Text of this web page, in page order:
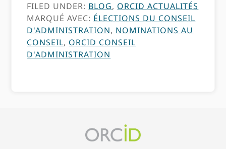
FILED UNDER: BLOG, ORCID ACTUALITÉS
MARQUÉ AVEC: ÉLECTIONS DU CONSEIL
D'ADMINISTRATION, NOMINATIONS AU
CONSEIL, ORCID CONSEIL
D'ADMINISTRATION